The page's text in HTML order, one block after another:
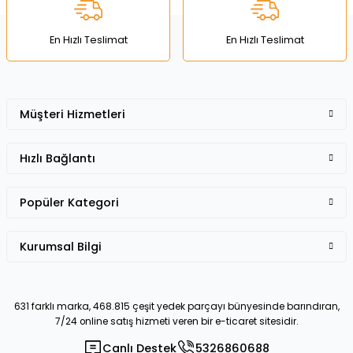
Bu ürüne benzer farklı alternatifler olmalı.
En Hızlı Teslimat En Hızlı Teslimat
631 farklı marka, 468.815 çeşit yedek parçayı bünyesinde barındıran,
7/24 online satış hizmeti veren bir e-ticaret sitesidir.
Canlı Destek 5326860688
Müşteri Hizmetleri
Hızlı Bağlantı
Popüler Kategori
Kurumsal Bilgi